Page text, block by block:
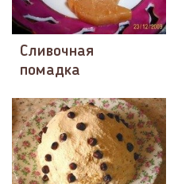
Сливочная
помадка